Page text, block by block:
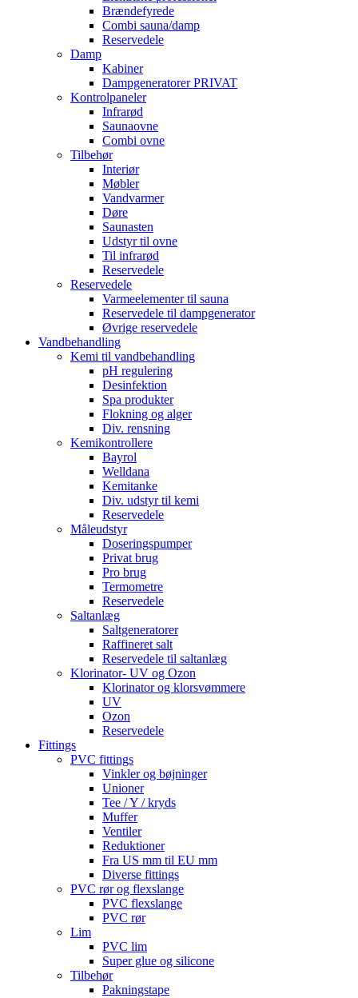
Brændefyrede
Combi sauna/damp
Reservedele
Damp
Kabiner
Dampgeneratorer PRIVAT
Kontrolpaneler
Infrarød
Saunaovne
Combi ovne
Tilbehør
Interiør
Møbler
Vandvarmer
Døre
Saunasten
Udstyr til ovne
Til infrarød
Reservedele
Reservedele
Varmeelementer til sauna
Reservedele til dampgenerator
Øvrige reservedele
Vandbehandling
Kemi til vandbehandling
pH regulering
Desinfektion
Spa produkter
Flokning og alger
Div. rensning
Kemikontrollere
Bayrol
Welldana
Kemitanke
Div. udstyr til kemi
Reservedele
Måleudstyr
Doseringspumper
Privat brug
Pro brug
Termometre
Reservedele
Saltanlæg
Saltgeneratorer
Raffineret salt
Reservedele til saltanlæg
Klorinator- UV og Ozon
Klorinator og klorsvømmere
UV
Ozon
Reservedele
Fittings
PVC fittings
Vinkler og bøjninger
Unioner
Tee / Y / kryds
Muffer
Ventiler
Reduktioner
Fra US mm til EU mm
Diverse fittings
PVC rør og flexslange
PVC flexslange
PVC rør
Lim
PVC lim
Super glue og silicone
Tilbehør
Pakningstape